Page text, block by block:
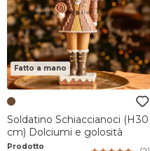
Fatto a mano
Soldatino Schiaccianoci (H30
cm) Dolciumi e golosità
Prodotto